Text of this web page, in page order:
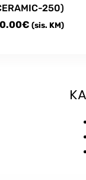
250)
€ (sis. KM)